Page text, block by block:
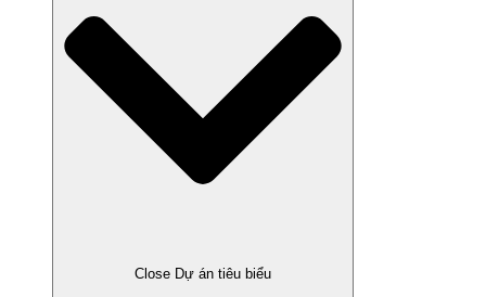
Close Dự án tiêu biểu